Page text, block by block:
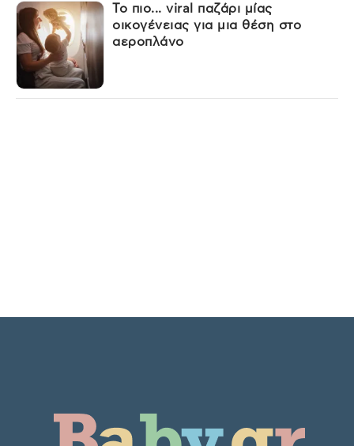
Το πιο... viral παζάρι μίας
οικογένειας για μια θέση στο
αεροπλάνο